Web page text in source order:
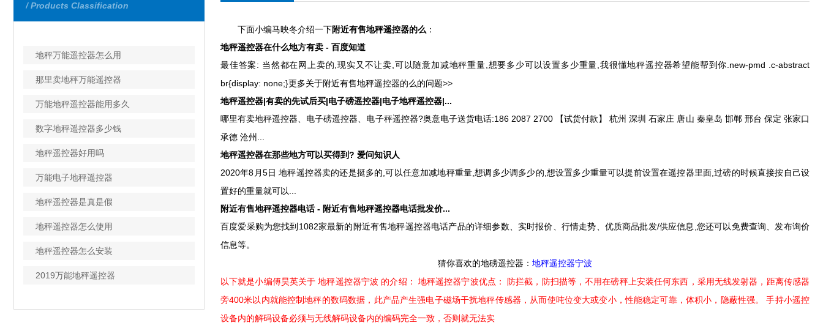
/ Products Classification
地秤万能遥控器怎么用
那里卖地秤万能遥控器
万能地秤遥控器能用多久
数字地秤遥控器多少钱
地秤遥控器好用吗
万能电子地秤遥控器
地秤遥控器是真是假
地秤遥控器怎么使用
地秤遥控器怎么安装
2019万能地秤遥控器
下面小编马映冬介绍一下附近有售地秤遥控器的么 ：
地秤遥控器在什么地方有卖 - 百度知道
最佳答案: 当然都在网上卖的,现实又不让卖,可以随意加减地秤重量,想要多少可以设置多少重量,我很懂地秤遥控器希望能帮到你.new-pmd .c-abstract
br{display: none;}更多关于附近有售地秤遥控器的么的问题>>
地秤遥控器|有卖的先试后买|电子磅遥控器|电子地秤遥控器|...
哪里有卖地秤遥控器、电子磅遥控器、电子秤遥控器?奥意电子送货电话:186 2087 2700 【试货付款】 杭州 深圳 石家庄 唐山 秦皇岛 邯郸 邢台 保定 张家口
承德 沧州...
地秤遥控器在那些地方可以买得到? 爱问知识人
2020年8月5日 地秤遥控器卖的还是挺多的,可以任意加减地秤重量,想调多少调多少的,想设置多少重量可以提前设置在遥控器里面,过磅的时候直接按自己设
置好的重量就可以...
附近有售地秤遥控器电话 - 附近有售地秤遥控器电话批发价...
百度爱采购为您找到1082家最新的附近有售地秤遥控器电话产品的详细参数、实时报价、行情走势、优质商品批发/供应信息,您还可以免费查询、发布询价
信息等。
猜你喜欢的地磅遥控器： 地秤遥控器宁波
以下就是小编傅昊英关于 地秤遥控器宁波 的介绍： 地秤遥控器宁波优点： 防拦截，防扫描等，不用在磅秤上安装任何东西，采用无线发射器，距离传感器
旁400米以内就能控制地秤的数码数据，此产品产生强电子磁场干扰地秤传感器，从而使吨位变大或变小，性能稳定可靠，体积小，隐蔽性强。 手持小遥控
设备内的解码设备必须与无线解码设备内的编码完全一致，否则就无法实